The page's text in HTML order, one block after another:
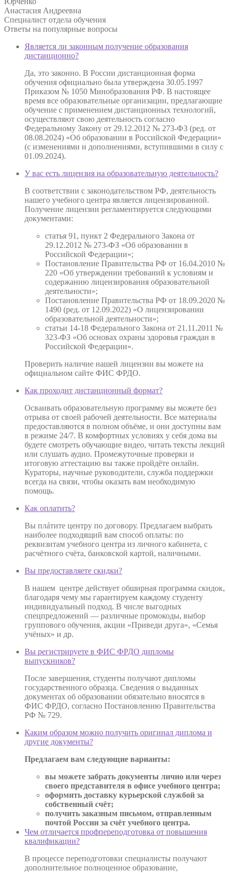
Анастасия Андреевна
Специалист отдела обучения
Ответы на популярные вопросы
Является ли законным получение образования
дистанционно?
Да, это законно. В России дистанционная форма
обучения официально была утверждена 30.05.1997
Приказом № 1050 Минобразования РФ. В настоящее
время все образовательные организации, предлагающие
обучение с применением дистанционных технологий,
осуществляют свою деятельность согласно
Федеральному Закону от 29.12.2012 № 273-ФЗ (ред. от
08.08.2024) «Об образовании в Российской Федерации»
(с изменениями и дополнениями, вступившими в силу с
01.09.2024).
У вас есть лицензия на образовательную деятельность?
В соответствии с законодательством РФ, деятельность
нашего учебного центра является лицензированной.
Получение лицензии регламентируется следующими
документами:
статья 91, пункт 2 Федерального Закона от
29.12.2012 № 273-ФЗ «Об образовании в
Российской Федерации»;
Постановление Правительства РФ от 16.04.2010 №
220 «Об утверждении требований к условиям и
содержанию лицензирования образовательной
деятельности»;
Постановление Правительства РФ от 18.09.2020 №
1490 (ред. от 12.09.2022) «О лицензировании
образовательной деятельности»;
статьи 14-18 Федерального Закона от 21.11.2011 №
323-ФЗ «Об основах охраны здоровья граждан в
Российской Федерации».
Проверить наличие нашей лицензии вы можете на
официальном сайте ФИС ФРДО.
Как проходит дистанционный формат?
Осваивать образовательную программу вы можете без
отрыва от своей рабочей деятельности. Все материалы
предоставляются в полном объёме, и они доступны вам
в режиме 24/7. В комфортных условиях у себя дома вы
будете смотреть обучающие видео, читать тексты лекций
или слушать аудио. Промежуточные проверки и
итоговую аттестацию вы также пройдёте онлайн.
Кураторы, научные руководители, служба поддержки
всегда на связи, чтобы оказать вам необходимую
помощь.
Как оплатить?
Вы плáтите центру по договору. Предлагаем выбрать
наиболее подходящий вам способ оплаты: по
реквизитам учебного центра из личного кабинета, с
расчётного счёта, банковской картой, наличными.
Вы предоставляете скидки?
В нашем центре действует обширная программа скидок,
благодаря чему мы гарантируем каждому студенту
индивидуальный подход. В числе выгодных
спецпредложений — различные промокоды, выбор
группового обучения, акции «Приведи друга», «Семья
учёных» и др.
Вы регистрируете в ФИС ФРДО дипломы
выпускников?
После завершения, студенты получают дипломы
государственного образца. Сведения о выданных
документах об образовании обязательно вносятся в
ФИС ФРДО, согласно Постановлению Правительства
РФ № 729.
Каким образом можно получить оригинал диплома и
другие документы?
Предлагаем вам следующие варианты:
вы можете забрать документы лично или через
своего представителя в офисе учебного центра;
оформить доставку курьерской службой за
собственный счёт;
получить заказным письмом, отправленным
почтой России за счёт учебного центра.
Чем отличается профпереподготовка от повышения
квалификации?
В процессе переподготовки специалисты получают
дополнительное полноценное образование,